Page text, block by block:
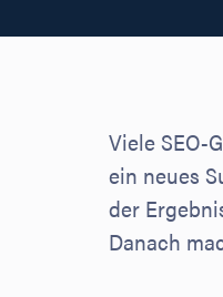
Viele SEO-
ein neues
der
Danach